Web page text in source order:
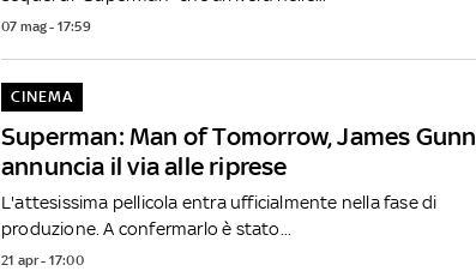
07 mag - 17:59
Superman: Man of Tomorrow, James Gunn
annuncia il via alle riprese
CINEMA
L'attesissima pellicola entra ufficialmente nella fase di
produzione. A confermarlo è stato...
21 apr - 17:00